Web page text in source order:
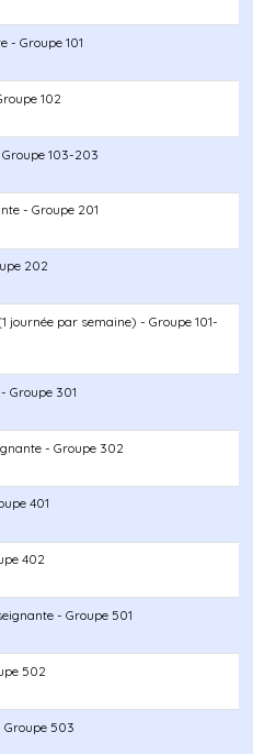
- Groupe 101
102
103-203
- Groupe 201
202
journée par semaine) - Groupe 101-
Groupe 301
- Groupe 302
401
402
- Groupe 501
502
Groupe 503